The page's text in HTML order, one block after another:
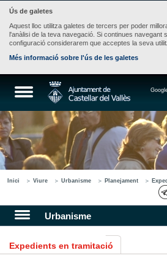
Ús de galetes
Aquest lloc utilitza galetes de tercers per poder
l'anàlisi de la teva navegació. Si continues navegant
configuració considerarem que acceptes la seva
Més informació sobre l'ús de les galetes
Inici Viure Urbanisme Planejament
Urbanisme
Expedients en tramitació